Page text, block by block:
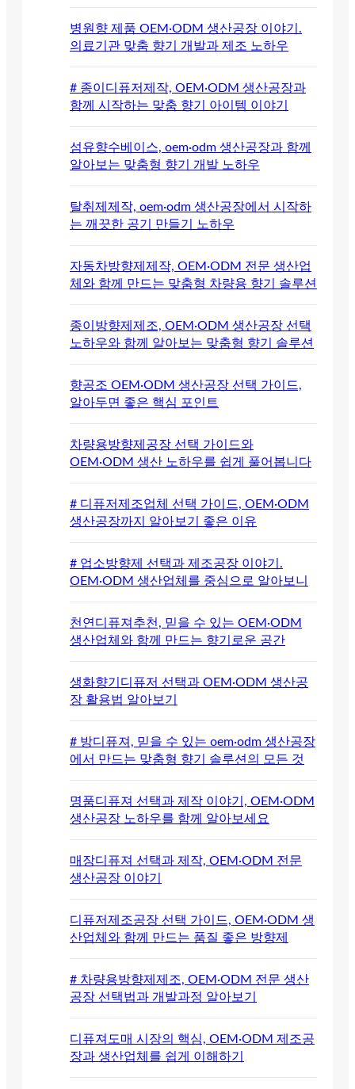
병원향 제품 OEM·ODM 생산공장 이야기.
의료기관 맞춤 향기 개발과 제조 노하우
# 종이디퓨저제작, OEM·ODM 생산공장과
함께 시작하는 맞춤 향기 아이템 이야기
섬유향수베이스, oem·odm 생산공장과 함께
알아보는 맞춤형 향기 개발 노하우
탈취제제작, oem·odm 생산공장에서 시작하
는 깨끗한 공기 만들기 노하우
자동차방향제제작, OEM·ODM 전문 생산업
체와 함께 만드는 맞춤형 차량용 향기 솔루션
종이방향제제조, OEM·ODM 생산공장 선택
노하우와 함께 알아보는 맞춤형 향기 솔루션
향공조 OEM·ODM 생산공장 선택 가이드,
알아두면 좋은 핵심 포인트
차량용방향제공장 선택 가이드와
OEM·ODM 생산 노하우를 쉽게 풀어봅니다
# 디퓨저제조업체 선택 가이드, OEM·ODM
생산공장까지 알아보기 좋은 이유
# 업소방향제 선택과 제조공장 이야기.
OEM·ODM 생산업체를 중심으로 알아보니
천연디퓨져추천, 믿을 수 있는 OEM·ODM
생산업체와 함께 만드는 향기로운 공간
생화향기디퓨저 선택과 OEM·ODM 생산공
장 활용법 알아보기
# 방디퓨져, 믿을 수 있는 oem·odm 생산공장
에서 만드는 맞춤형 향기 솔루션의 모든 것
명품디퓨져 선택과 제작 이야기, OEM·ODM
생산공장 노하우를 함께 알아보세요
매장디퓨져 선택과 제작, OEM·ODM 전문
생산공장 이야기
디퓨저제조공장 선택 가이드, OEM·ODM 생
산업체와 함께 만드는 품질 좋은 방향제
# 차량용방향제제조, OEM·ODM 전문 생산
공장 선택법과 개발과정 알아보기
디퓨져도매 시장의 핵심, OEM·ODM 제조공
장과 생산업체를 쉽게 이해하기